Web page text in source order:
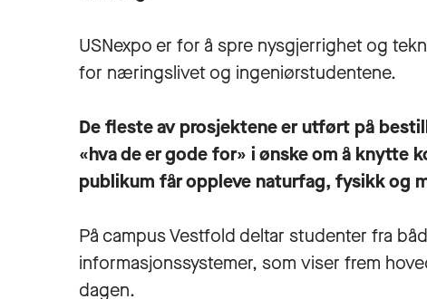
USNexpo er for å spre nysgjerrighet og
for næringslivet og ingeniørstudentene.
De fleste av prosjektene er utført på
«hva de er gode for» i ønske om å knytte
publikum får oppleve naturfag, fysikk og
På campus Vestfold deltar studenter fra
informasjonssystemer, som viser frem
dagen.